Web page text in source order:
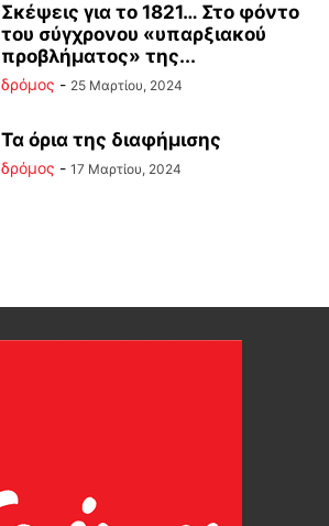
Σκέψεις για το 1821… Στο φόντο
του σύγχρονου «υπαρξιακού
προβλήματος» της...
δρόμος - 25 Μαρτίου, 2024
Τα όρια της διαφήμισης
δρόμος - 17 Μαρτίου, 2024